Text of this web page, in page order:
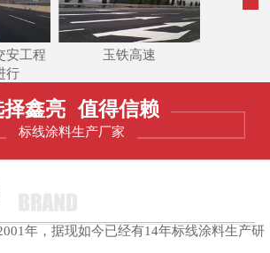
安工程
行
玉铁高速
择鑫亮 值得信赖
标线涂料生产厂家
年，据现如今已经有14年标线涂料生产研